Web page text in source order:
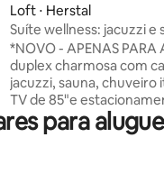
Loft ⋅ Herstal
Suíte wellness: jacuzzi e
*NOVO - APENAS PARA
duplex charmosa com
jacuzzi, sauna, chuveiro
TV de 85"e
em frente à entrada 🅿️ Entrada/saída
independente via código digital
para